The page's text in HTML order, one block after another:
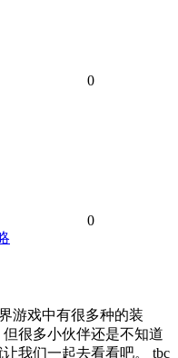
0
0
游戏中有很多种的装
很多小伙伴还是不知道
我们一起去看看吧。 tbc